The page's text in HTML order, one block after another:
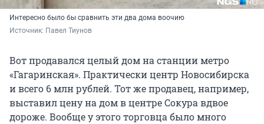
Интересно было бы сравнить эти два дома воочию
Источник: Павел Тиунов
Вот продавался целый дом на станции метро
«Гагаринская». Практически центр Новосибирска
и всего 6 млн рублей. Тот же продавец, например,
выставил цену на дом в центре Сокура вдвое
дороже. Вообще у этого торговца было много